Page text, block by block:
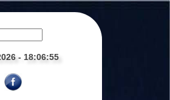
- 18:06:56